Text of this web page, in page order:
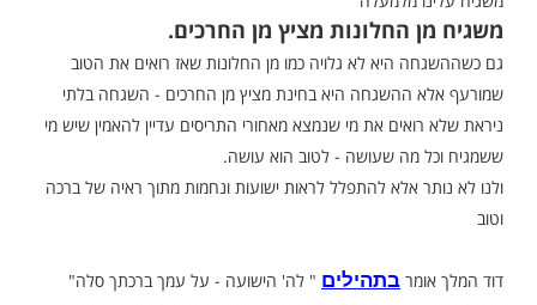
לנו התורה - בגלל שהם לא הכירוהו.
אותם וידע שכל מה שהוא עושה עימם זה כדי שיציא מזה
לא ידעו וחשבו את הדבר לרע
בן אדם חושב שמה שעובר עליו זה רע, וקשה ולא טוב
ש"והם לא הכרהו"
בכך שמי שעושה לו כל זאת הוא בורא עולם שחושב עליו
תמיד לחיות בתחושה של "ויכר יוסף את אחיו" שהקב"ה